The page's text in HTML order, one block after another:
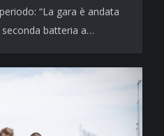
“La gara è andata
batteria a…